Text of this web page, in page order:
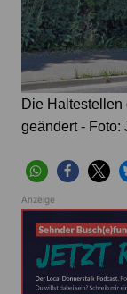
Die Haltestellen
geändert - Foto:
Anzeige